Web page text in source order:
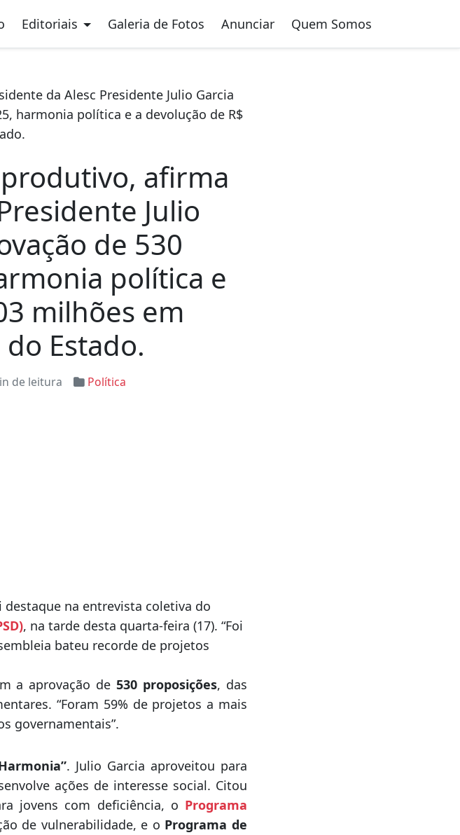
Editoriais Galeria de Fotos Anunciar Quem Somos
da Alesc Presidente Julio Garcia
harmonia política e a devolução de R$
afirma
Julio
de 530
política e
milhões em
Estado.
de leitura Política
na entrevista coletiva do
, na tarde desta quarta-feira (17). “Foi
bateu recorde de projetos
a aprovação de530 proposições, das
“Foram 59% de projetos a mais
governamentais”.
. Julio Garcia aproveitou para
ações de interesse social. Citou
jovens com deficiência, o Programa
de vulnerabilidade, e o Programa de